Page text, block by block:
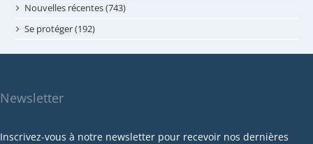
octobre 2023
septembre 2023
mars 2023
janvier 2023
Nouvelles récentes (743)
Se protéger (192)
Newsletter
Inscrivez-vous à notre newsletter pour recevoir nos dernières